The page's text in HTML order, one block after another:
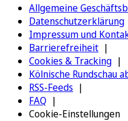
Allgemeine
Datenschutzerklärung
Impressum und
Barrierefreiheit
Cookies & Tracking
Kölnische Rundschau
RSS-Feeds
FAQ
Cookie-Einstellungen